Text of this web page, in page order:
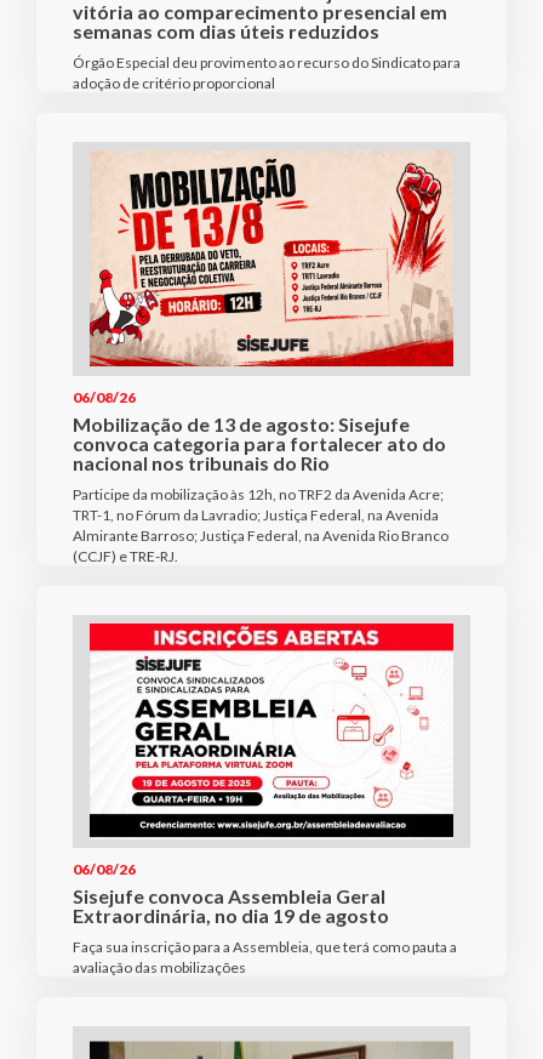
vitória ao comparecimento presencial em
semanas com dias úteis reduzidos
Órgão Especial deu provimento ao recurso do Sindicato para
adoção de critério proporcional
06/08/26
Mobilização de 13 de agosto: Sisejufe
convoca categoria para fortalecer ato do
nacional nos tribunais do Rio
Participe da mobilização às 12h, no TRF2 da Avenida Acre;
TRT-1, no Fórum da Lavradio; Justiça Federal, na Avenida
Almirante Barroso; Justiça Federal, na Avenida Rio Branco
(CCJF) e TRE-RJ.
06/08/26
Sisejufe convoca Assembleia Geral
Extraordinária, no dia 19 de agosto
Faça sua inscrição para a Assembleia, que terá como pauta a
avaliação das mobilizações